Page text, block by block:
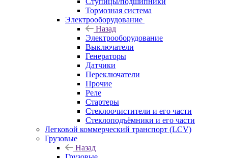
Тормозная система
Электрооборудование
Назад
Электрооборудование
Выключатели
Генераторы
Датчики
Переключатели
Прочие
Реле
Стартеры
Стеклоочистители и его части
Стеклоподъёмники и его части
Легковой коммерческий транспорт (LCV)
Грузовые
Назад